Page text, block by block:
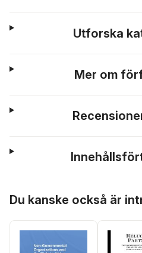
Utforska
Mer om
Du kanske också är